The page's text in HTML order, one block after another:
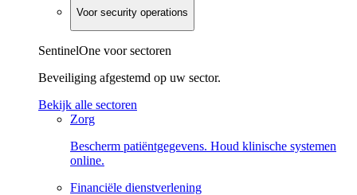
Voor security operations
SentinelOne voor sectoren
Beveiliging afgestemd op uw sector.
Bekijk alle sectoren
Zorg
Bescherm patiëntgegevens. Houd klinische systemen
online.
Financiële dienstverlening